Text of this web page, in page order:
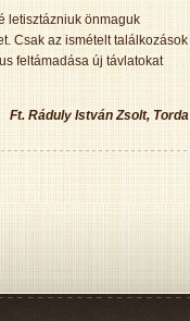
letisztázniuk önmaguk
Csak az ismételt találkozások
feltámadása új távlatokat
Ft. Ráduly István Zsolt, Torda